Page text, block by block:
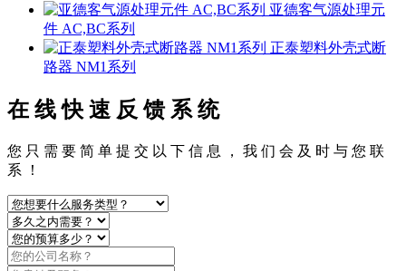
亚德客气源处理元
件 AC,BC系列
正泰塑料外壳式断
路器 NM1系列
在 线 快 速 反 馈 系 统
您 只 需 要 简 单 提 交 以 下 信 息 ， 我 们 会 及 时 与 您 联
系 ！